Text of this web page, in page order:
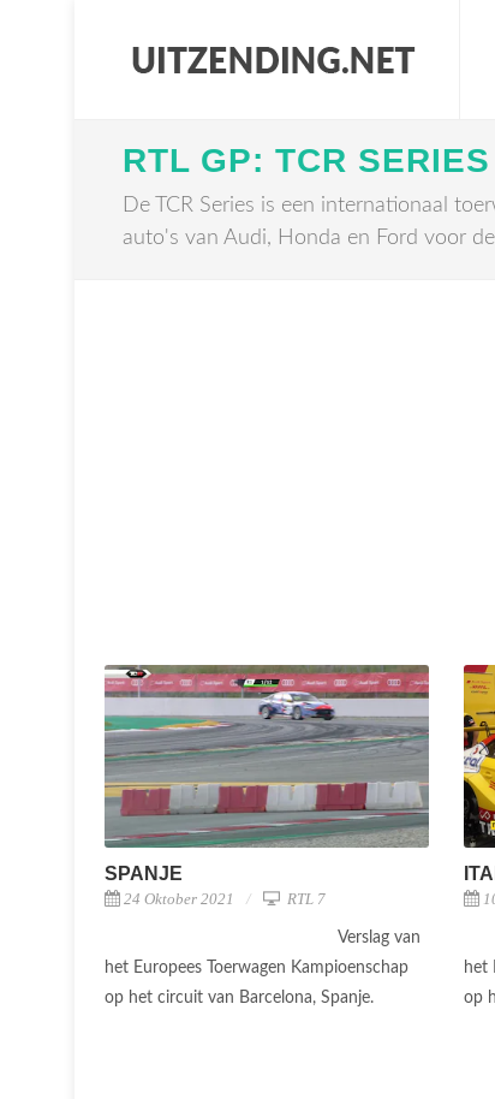
RTL GP: TCR SERIES
De TCR Series is een internationaal
auto's van Audi, Honda en Ford voor
SPANJE
24 Oktober 2021 RTL 7
Verslag van
het Europees Toerwagen Kampioenschap
op het circuit van Barcelona, Spanje.
het
op